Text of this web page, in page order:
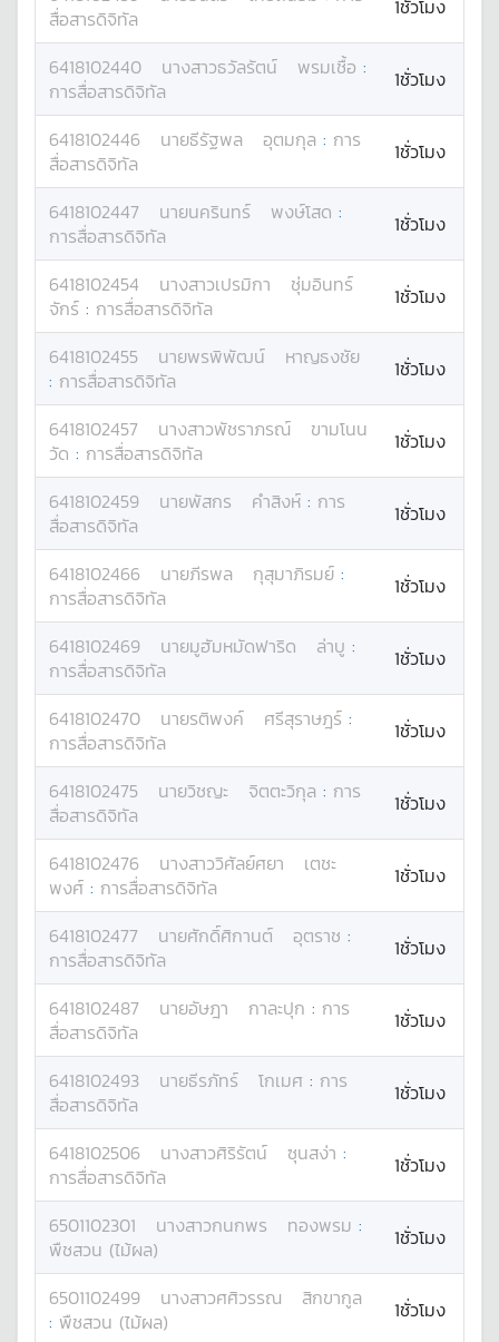
สื่อสารดิจิทัล
1ชั่วโมง
6418102440 นางสาวธวัลรัตน์ พรมเชื้อ :
การสื่อสารดิจิทัล
1ชั่วโมง
6418102446 นายธีรัฐพล อุตมกุล : การ
สื่อสารดิจิทัล
1ชั่วโมง
6418102447 นายนครินทร์ พงษ์โสด :
การสื่อสารดิจิทัล
1ชั่วโมง
6418102454 นางสาวเปรมิกา
ชุ่มอินทร์
จักร์ : การสื่อสารดิจิทัล 1ชั่วโมง
6418102455 นายพรพิพัฒน์
หาญธงชัย
: การสื่อสารดิจิทัล 1ชั่วโมง
6418102457 นางสาวพัชราภรณ์
ขามโนน
วัด : การสื่อสารดิจิทัล 1ชั่วโมง
6418102459 นายพัสกร คำสิงห์ : การ
สื่อสารดิจิทัล
1ชั่วโมง
6418102466 นายภีรพล กุสุมาภิรมย์ :
การสื่อสารดิจิทัล
1ชั่วโมง
6418102469 นายมูฮัมหมัดฟาริด ล่าบู :
การสื่อสารดิจิทัล
1ชั่วโมง
6418102470 นายรติพงค์ ศรีสุราษฎร์ :
การสื่อสารดิจิทัล
1ชั่วโมง
6418102475 นายวิชญะ จิตตะวิกุล : การ
สื่อสารดิจิทัล
1ชั่วโมง
6418102476 นางสาววิศัลย์ศยา
เตชะ
พงศ์ : การสื่อสารดิจิทัล 1ชั่วโมง
6418102477 นายศักดิ์ศิกานต์ อุตราช :
การสื่อสารดิจิทัล
1ชั่วโมง
6418102487 นายอัษฎา กาละปุก : การ
สื่อสารดิจิทัล
1ชั่วโมง
6418102493 นายธีรภัทร์ โกเมศ : การ
สื่อสารดิจิทัล
1ชั่วโมง
6418102506 นางสาวศิริรัตน์ ซุนสง่า :
การสื่อสารดิจิทัล
1ชั่วโมง
6501102301 นางสาวกนกพร ทองพรม :
พืชสวน (ไม้ผล)
1ชั่วโมง
6501102499 นางสาวศศิวรรณ
สิกขากูล
: พืชสวน (ไม้ผล) 1ชั่วโมง